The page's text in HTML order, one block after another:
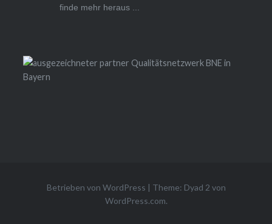
finde mehr heraus ...
Betrieben von WordPress | Theme: Dyad 2 von
WordPress.com.